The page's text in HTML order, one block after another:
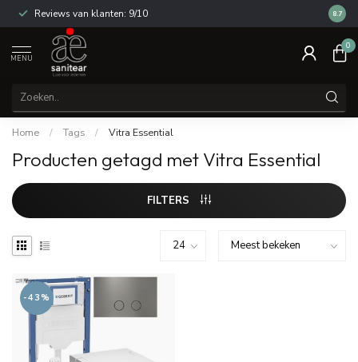
Reviews van klanten: 9/10 14
8.7
MENU
0
Home / Tags / Vitra Essential
Producten getagd met Vitra Essential
FILTERS
-43%